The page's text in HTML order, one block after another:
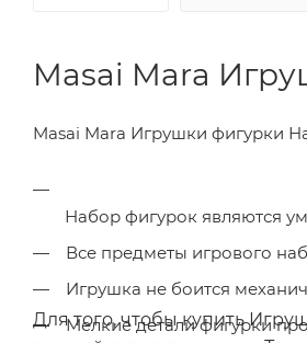
Masai Mara
Masai Mara Игрушки фигурки
Набор фигурок являются
Все предметы игрового
Игрушка не боится
Мелкие детали фигурки
Для того, чтобы купить